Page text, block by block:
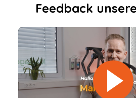
Feedback